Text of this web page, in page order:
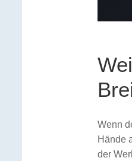
Wenn
Hände
der